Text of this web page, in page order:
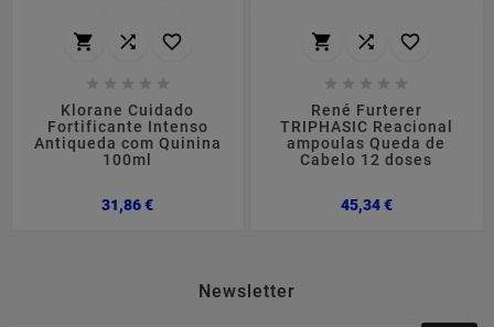
  
    
Klorane Cuidado
Fortificante Intenso
Antiqueda com Quinina
100ml
31,86 €Preço
  
    
René Furterer
TRIPHASIC Reacional
ampoulas Queda de
Cabelo 12 doses
45,34 €Preço
Newsletter